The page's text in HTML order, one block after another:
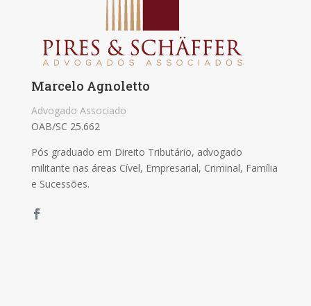
Marcelo Agnoletto
Advogado Associado
OAB/SC 25.662
Pós graduado em Direito Tributário, advogado
militante nas áreas Cível, Empresarial, Criminal, Família
e Sucessões.